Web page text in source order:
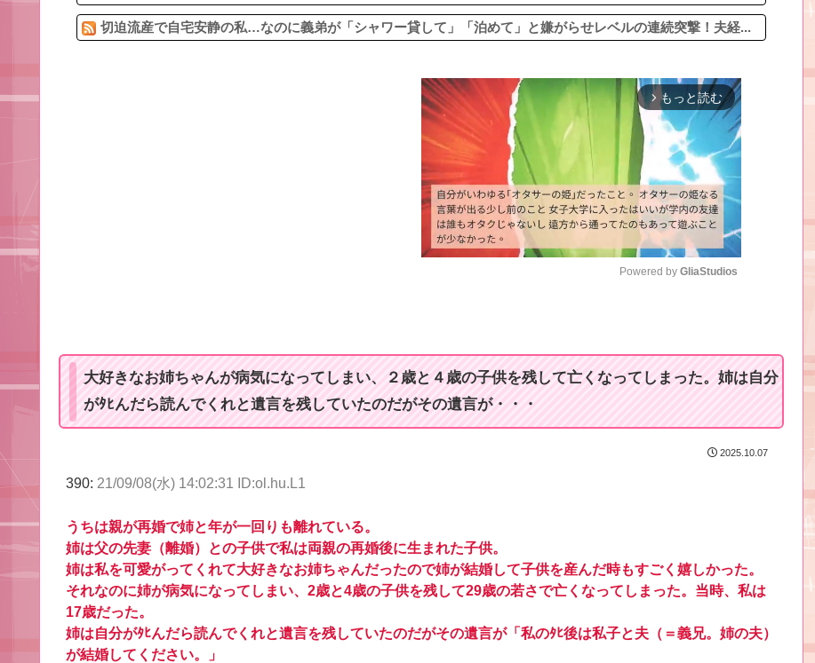
切迫流産で自宅安静の私…なのに義弟が「シャワー貸して」「泊めて」と嫌がらせレベルの連続突撃！夫経...
arrow_forward_ios もっと読む
Powered by GliaStudios
大好きなお姉ちゃんが病気になってしまい、２歳と４歳の子供を残して亡くなってしまった。姉は自分
がﾀﾋんだら読んでくれと遺言を残していたのだがその遺言が・・・
2025.10.07
390: 21/09/08(水) 14:02:31 ID:ol.hu.L1
うちは親が再婚で姉と年が一回りも離れている。
姉は父の先妻（離婚）との子供で私は両親の再婚後に生まれた子供。
姉は私を可愛がってくれて大好きなお姉ちゃんだったので姉が結婚して子供を産んだ時もすごく嬉しかった。
それなのに姉が病気になってしまい、2歳と4歳の子供を残して29歳の若さで亡くなってしまった。当時、私は
17歳だった。
姉は自分がﾀﾋんだら読んでくれと遺言を残していたのだがその遺言が「私のﾀﾋ後は私子と夫（＝義兄。姉の夫）
が結婚してください。」